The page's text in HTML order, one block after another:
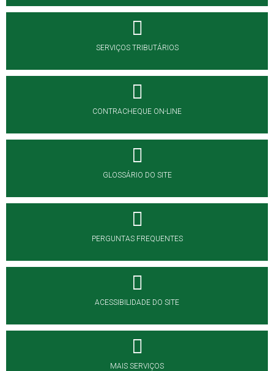
SERVIÇOS TRIBUTÁRIOS
CONTRACHEQUE ON-LINE
GLOSSÁRIO DO SITE
PERGUNTAS FREQUENTES
ACESSIBILIDADE DO SITE
MAIS SERVIÇOS